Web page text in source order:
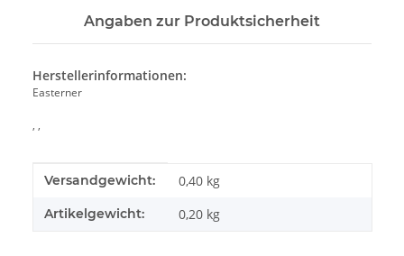
Angaben zur Produktsicherheit
Herstellerinformationen:
Easterner
, ,
Produkteigenschaft
Wert
Versandgewicht: 0,40 kg
Artikelgewicht: 0,20 kg